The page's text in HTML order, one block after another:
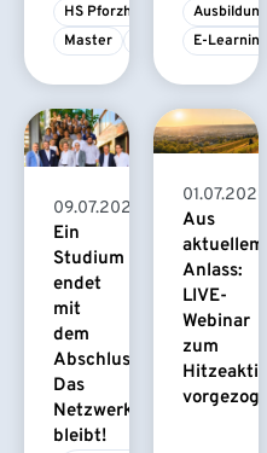
HS Pforzheim
Master
Ausbildung
E-Learning
09.07.2026
Ein
Studium
endet
mit
dem
Abschluss.
Das
Netzwerk
bleibt!
01.07.2026
Aus
aktuellem
Anlass:
LIVE-
Webinar
zum